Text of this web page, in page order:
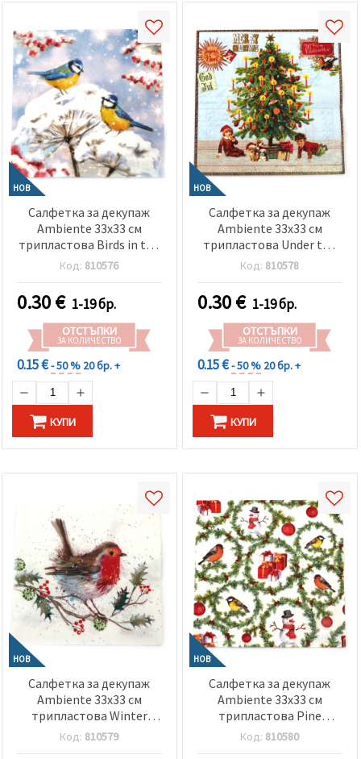
НОВ
Салфетка за декупаж
Ambiente 33x33 см
трипластова Birds in the
snow -1 брой
Код: 810576
0.30€ 1-19 бр.
ОТСТЪПКИ
ЗА КОЛИЧЕСТВО
0.15 €- 50 % 20 бр. +
КУПИ
НОВ
Салфетка за декупаж
Ambiente 33x33 см
трипластова Under the
X-mas tree blue -1 брой
Код: 810578
0.30€ 1-19 бр.
ОТСТЪПКИ
ЗА КОЛИЧЕСТВО
0.15 €- 50 % 20 бр. +
КУПИ
НОВ
Салфетка за декупаж
Ambiente 33x33 см
трипластова Winter
robin -1 брой
Код: 810579
НОВ
Салфетка за декупаж
Ambiente 33x33 см
трипластова Pine
branches rings -1 брой
Код: 810580